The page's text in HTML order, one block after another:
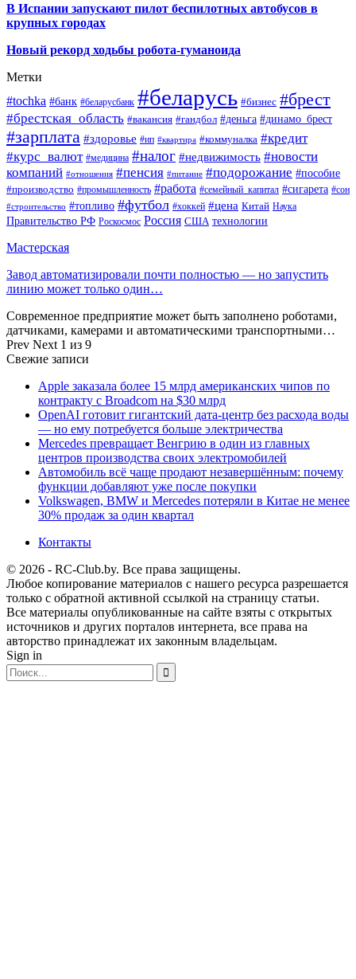
В Испании запускают пилот беспилотных автобусов в
крупных городах
Новый рекорд ходьбы робота-гуманоида
Метки
#tochka #банк #беларусбанк #беларусь #бизнес #брест
#брестская_область #вакансия #гандбол #деньга #динамо_брест
#зарплата #здоровье #ип #квартира #коммуналка #кредит
#курс_валют #медицина #налог #недвижимость #новости
компаний #отношения #пенсия #питание #подорожание #пособие
#производство #промышленность #работа #семейный_капитал #сигарета #сон
#строительство #топливо #футбол #хоккей #цена Китай Наука
Правительство РФ Роскосмос Россия США технологии
Мастерская
Завод автоматизировали почти полностью — но запустить
линию может только один…
Современное предприятие может быть заполнено роботами,
датчиками, камерами и автоматическими транспортными…
Prev Next 1 из 9
Свежие записи
Apple заказала более 15 млрд американских чипов по
контракту с Broadcom на $30 млрд
OpenAI готовит гигантский дата-центр без расхода воды
— но ему потребуется больше электричества
Mercedes превращает Венгрию в один из главных
центров производства своих электромобилей
Автомобиль всё чаще продают незавершённым: почему
функции добавляют уже после покупки
Volkswagen, BMW и Mercedes потеряли в Китае не менее
30% продаж за один квартал
Контакты
© 2026 - RC-Club.by. Все права защищены.
Любое копирование материалов с нашего ресурса разрешается
только с обратной активной ссылкой на страницу статьи.
Все материалы опубликованные на сайте взяты с открытых
источников и других порталов интернета, все права на
авторство принадлежат их законным владельцам.
Sign in